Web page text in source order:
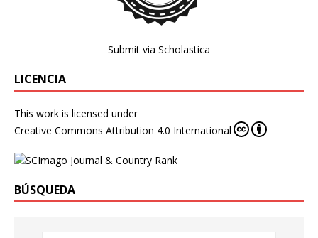
Submit via Scholastica
LICENCIA
This work is licensed under
Creative Commons Attribution 4.0 International
BÚSQUEDA